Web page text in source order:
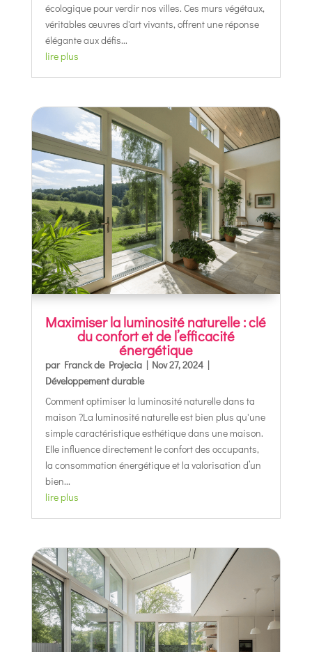
écologique pour verdir nos villes. Ces murs végétaux,
véritables œuvres d'art vivants, offrent une réponse
élégante aux défis...
lire plus
Maximiser la luminosité naturelle : clé
du confort et de l’efficacité
énergétique
par Franck de Projecia| Nov 27, 2024|
Développement durable
Comment optimiser la luminosité naturelle dans ta
maison ?La luminosité naturelle est bien plus qu'une
simple caractéristique esthétique dans une maison.
Elle influence directement le confort des occupants,
la consommation énergétique et la valorisation d’un
bien...
lire plus